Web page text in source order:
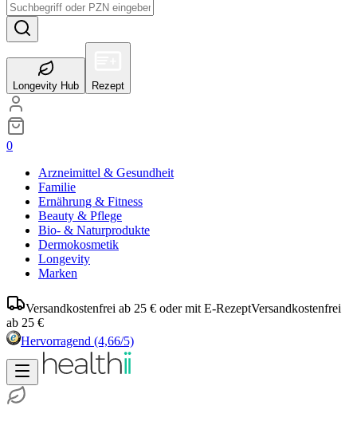
Longevity Hub Rezept
0
Arzneimittel & Gesundheit
Familie
Ernährung & Fitness
Beauty & Pflege
Bio- & Naturprodukte
Dermokosmetik
Longevity
Marken
Versandkostenfrei ab 25 € oder mit E-RezeptVersandkostenfrei
ab 25 €
Hervorragend (4,66/5)